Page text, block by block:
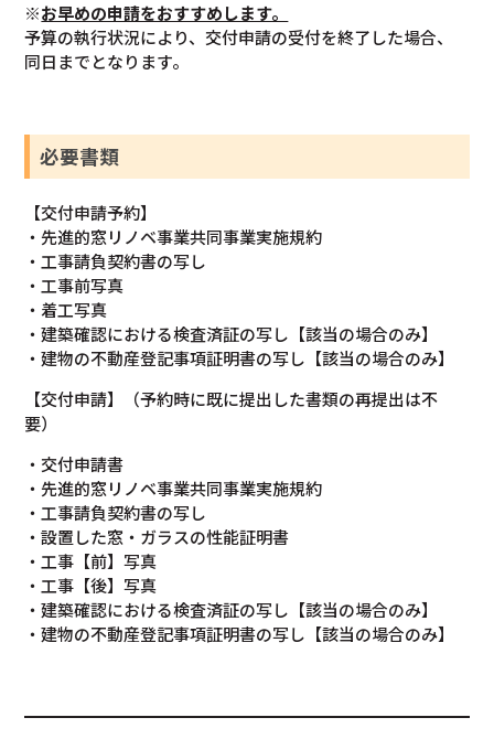
※お早めの申請をおすすめします。
予算の執行状況により、交付申請の受付を終了した場合、
同日までとなります。
必要書類
【交付申請予約】
・先進的窓リノベ事業共同事業実施規約
・工事請負契約書の写し
・工事前写真
・着工写真
・建築確認における検査済証の写し【該当の場合のみ】
・建物の不動産登記事項証明書の写し【該当の場合のみ】
【交付申請】（予約時に既に提出した書類の再提出は不
要）
・交付申請書
・先進的窓リノベ事業共同事業実施規約
・工事請負契約書の写し
・設置した窓・ガラスの性能証明書
・工事【前】写真
・工事【後】写真
・建築確認における検査済証の写し【該当の場合のみ】
・建物の不動産登記事項証明書の写し【該当の場合のみ】